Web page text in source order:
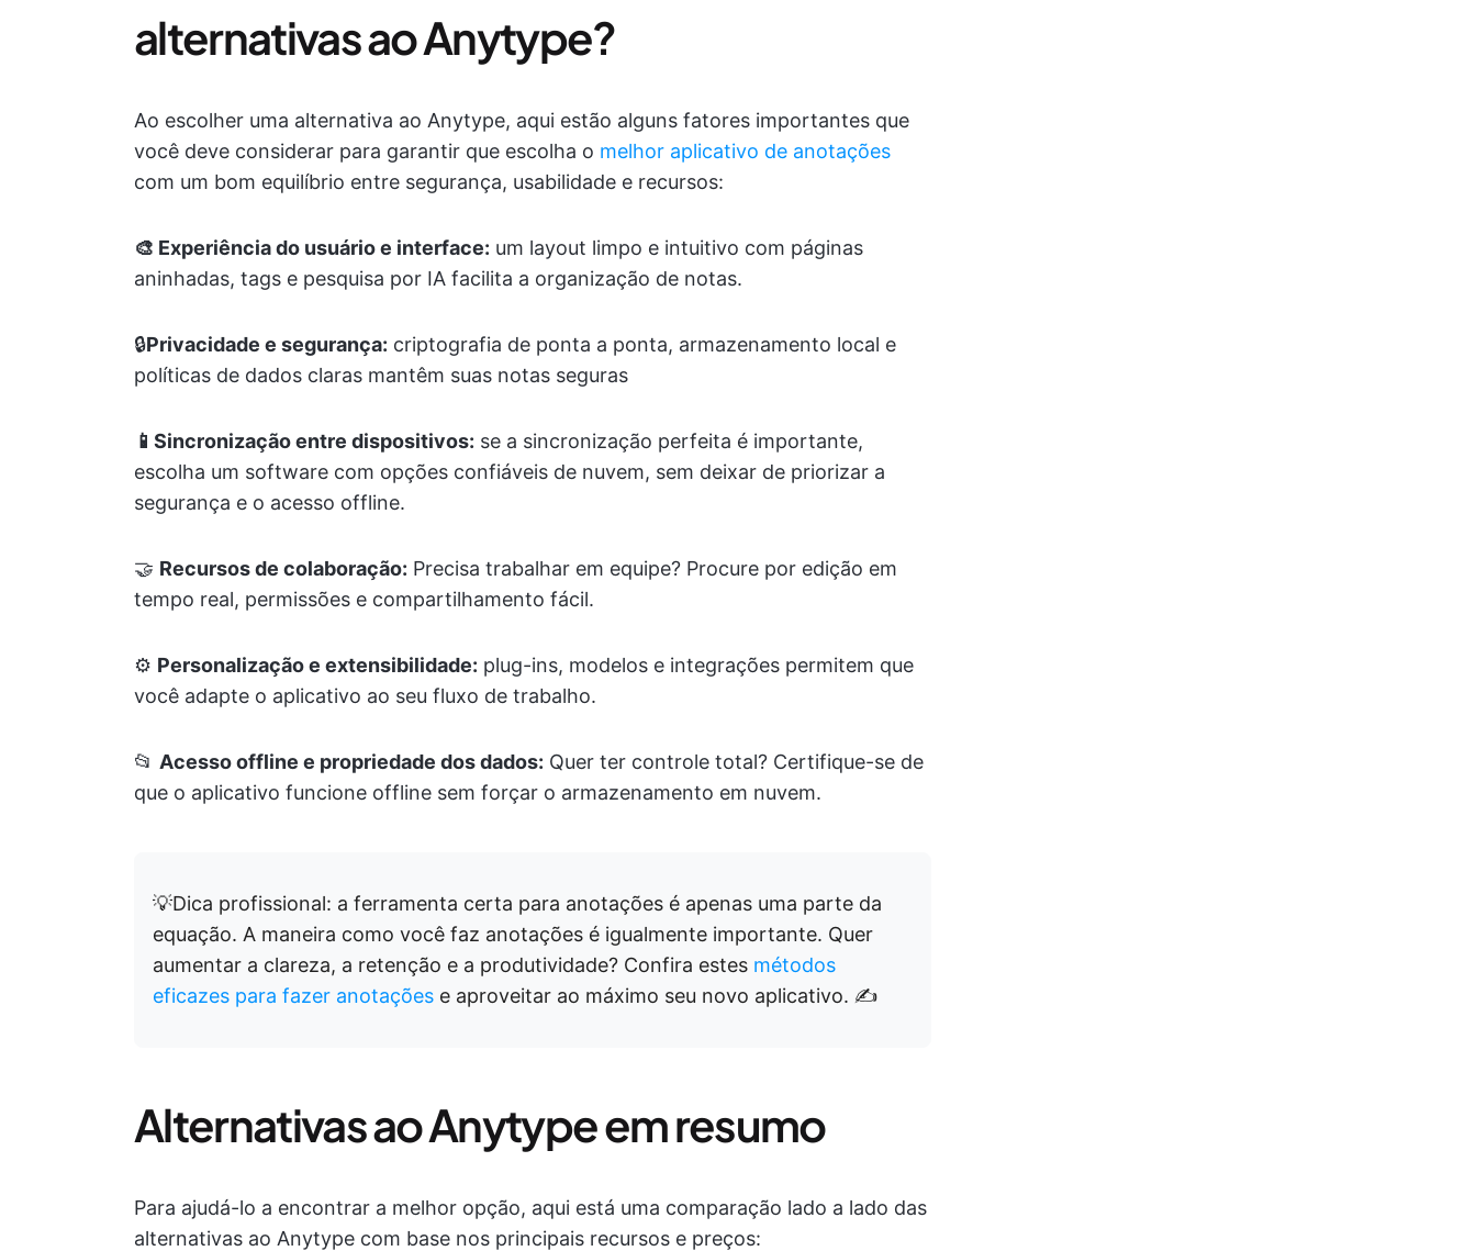
alternativas ao Anytype?
Ao escolher uma alternativa ao Anytype, aqui estão alguns fatores importantes que
você deve considerar para garantir que escolha o melhor aplicativo de anotações
com um bom equilíbrio entre segurança, usabilidade e recursos:
🎨 Experiência do usuário e interface: um layout limpo e intuitivo com páginas
aninhadas, tags e pesquisa por IA facilita a organização de notas.
🔒Privacidade e segurança: criptografia de ponta a ponta, armazenamento local e
políticas de dados claras mantêm suas notas seguras
📱Sincronização entre dispositivos: se a sincronização perfeita é importante,
escolha um software com opções confiáveis de nuvem, sem deixar de priorizar a
segurança e o acesso offline.
🤝 Recursos de colaboração: Precisa trabalhar em equipe? Procure por edição em
tempo real, permissões e compartilhamento fácil.
⚙️ Personalização e extensibilidade: plug-ins, modelos e integrações permitem que
você adapte o aplicativo ao seu fluxo de trabalho.
📂 Acesso offline e propriedade dos dados: Quer ter controle total? Certifique-se de
que o aplicativo funcione offline sem forçar o armazenamento em nuvem.
💡Dica profissional: a ferramenta certa para anotações é apenas uma parte da
equação. A maneira como você faz anotações é igualmente importante. Quer
aumentar a clareza, a retenção e a produtividade? Confira estes métodos
eficazes para fazer anotações e aproveitar ao máximo seu novo aplicativo. ✍️
Alternativas ao Anytype em resumo
Para ajudá-lo a encontrar a melhor opção, aqui está uma comparação lado a lado das
alternativas ao Anytype com base nos principais recursos e preços: